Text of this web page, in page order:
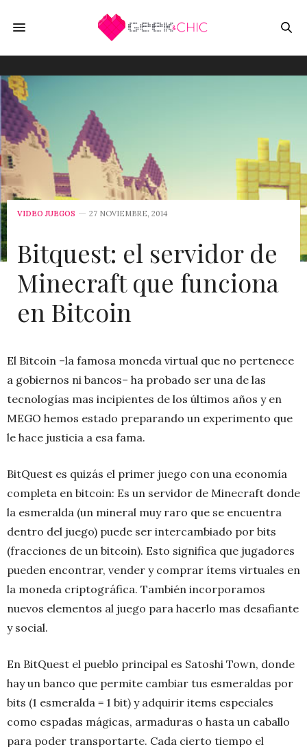
VIDEO JUEGOS 27 NOVIEMBRE, 2014
Bitquest: el servidor de
Minecraft que funciona
en Bitcoin
El Bitcoin –la famosa moneda virtual que no pertenece
a gobiernos ni bancos– ha probado ser una de las
tecnologías mas incipientes de los últimos años y en
MEGO hemos estado preparando un experimento que
le hace justicia a esa fama.
BitQuest es quizás el primer juego con una economía
completa en bitcoin: Es un servidor de Minecraft donde
la esmeralda (un mineral muy raro que se encuentra
dentro del juego) puede ser intercambiado por bits
(fracciones de un bitcoin). Esto significa que jugadores
pueden encontrar, vender y comprar ítems virtuales en
la moneda criptográfica. También incorporamos
nuevos elementos al juego para hacerlo mas desafiante
y social.
En BitQuest el pueblo principal es Satoshi Town, donde
hay un banco que permite cambiar tus esmeraldas por
bits (1 esmeralda = 1 bit) y adquirir items especiales
como espadas mágicas, armaduras o hasta un caballo
para poder transportarte. Cada cierto tiempo el